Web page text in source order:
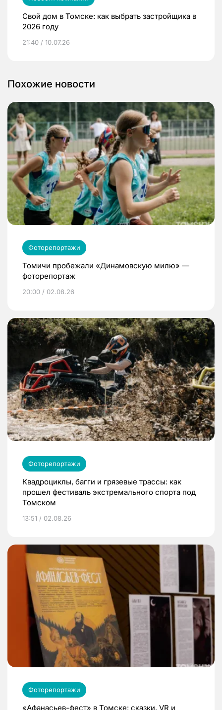
Свой дом в Томске: как выбрать застройщика в
2026 году
21:40 / 10.07.26
Похожие новости
Фоторепортажи
Томичи пробежали «Динамовскую милю» —
фоторепортаж
20:00 / 02.08.26
Фоторепортажи
Квадроциклы, багги и грязевые трассы: как
прошел фестиваль экстремального спорта под
Томском
13:51 / 02.08.26
Фоторепортажи
«Афанасьев-фест» в Томске: сказки, VR и